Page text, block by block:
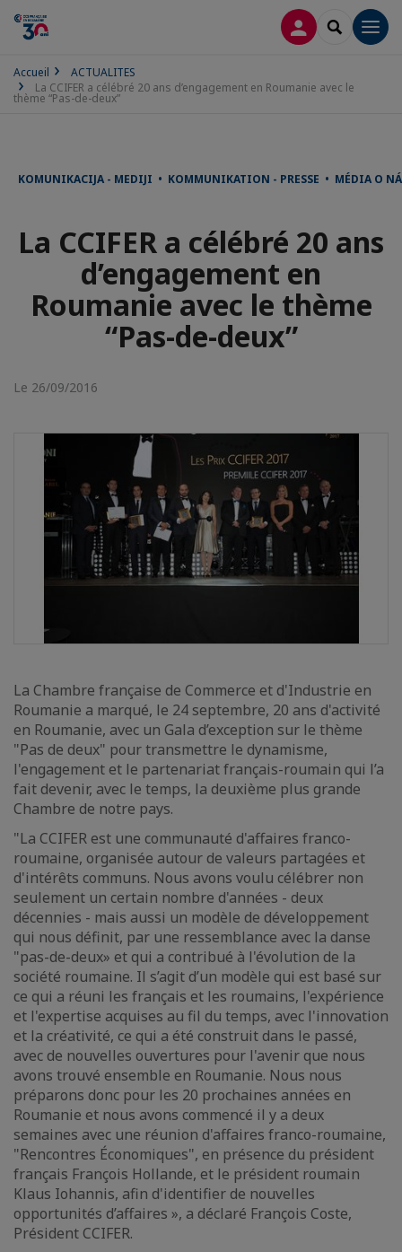
CONNEXION
Accueil
ACTUALITES
La CCIFER a célébré 20 ans d’engagement en Roumanie avec le
thème “Pas-de-deux”
KOMUNIKACIJA - MEDIJI • KOMMUNIKATION - PRESSE • MÉDIA O
La CCIFER a célébré 20 ans
d’engagement en
Roumanie avec le thème
“Pas-de-deux”
Le 26/09/2016
La Chambre française de Commerce et d'Industrie en
Roumanie a marqué, le 24 septembre, 20 ans d'activité
en Roumanie, avec un Gala d’exception sur le thème
"Pas de deux" pour transmettre le dynamisme,
l'engagement et le partenariat français-roumain qui l’a
fait devenir, avec le temps, la deuxième plus grande
Chambre de notre pays.
"La CCIFER est une communauté d'affaires franco-
roumaine, organisée autour de valeurs partagées et
d'intérêts communs. Nous avons voulu célébrer non
seulement un certain nombre d'années - deux
décennies - mais aussi un modèle de développement
qui nous définit, par une ressemblance avec la danse
"pas-de-deux» et qui a contribué à l'évolution de la
société roumaine. Il s’agit d’un modèle qui est basé sur
ce qui a réuni les français et les roumains, l'expérience
et l'expertise acquises au fil du temps, avec l'innovation
et la créativité, ce qui a été construit dans le passé,
avec de nouvelles ouvertures pour l'avenir que nous
avons trouvé ensemble en Roumanie. Nous nous
préparons donc pour les 20 prochaines années en
Roumanie et nous avons commencé il y a deux
semaines avec une réunion d'affaires franco-roumaine,
"Rencontres Économiques", en présence du président
français François Hollande, et le président roumain
Klaus Iohannis, afin d'identifier de nouvelles
opportunités d’affaires », a déclaré François Coste,
Président CCIFER.